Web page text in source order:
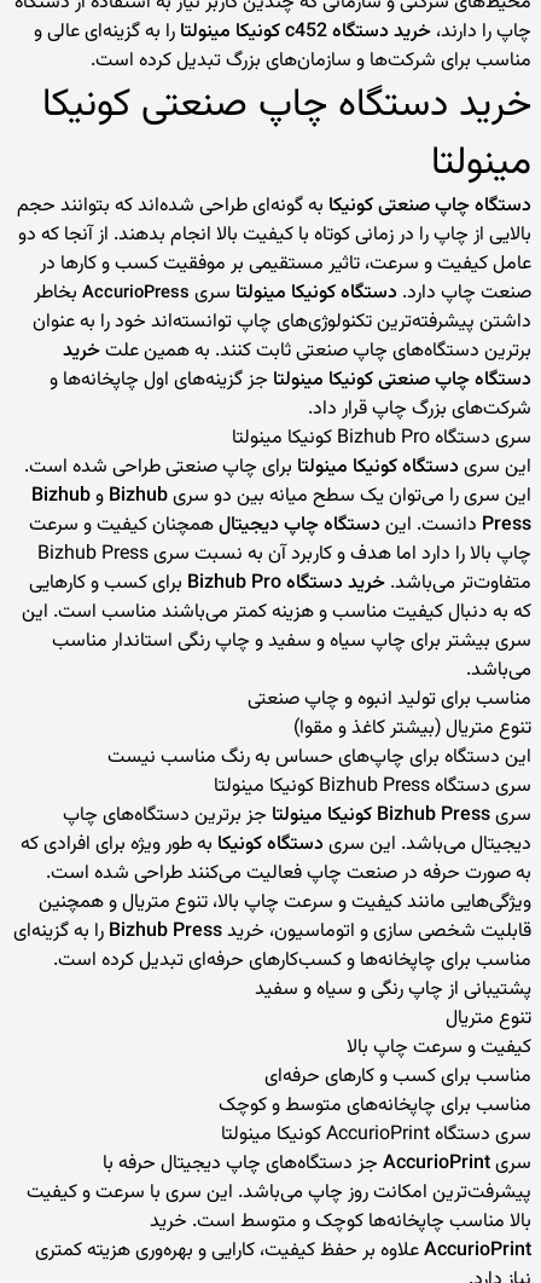
چاپ را دارند، خرید دستگاهc452کونیکا مینولتا را به گزینه‌ای عالی و
مناسب برای شرکت‌ها و سازمان‌های بزرگ تبدیل کرده است.
خرید دستگاه چاپ صنعتی کونیکا
مینولتا
دستگاه‌ چاپ صنعتی کونیکا به گونه‌ای طراحی شده‌اند که بتوانند حجم
بالایی از چاپ را در زمانی کوتاه با کیفیت بالا انجام بدهند. از آنجا که دو
عامل کیفیت و سرعت، تاثیر مستقیمی بر موفقیت کسب و کارها در
صنعت چاپ دارد. دستگاه‌ کونیکا مینولتا سری AccurioPress بخاطر
داشتن پیشرفته‌ترین تکنولوژی‌های چاپ توانسته‌اند خود را به عنوان
برترین دستگاه‌های چاپ صنعتی ثابت کنند. به همین علتخرید
دستگاه چاپ صنعتی کونیکا مینولتا جز گزینه‌های اول چاپخانه‌ها و
شرکت‌های بزرگ چاپ قرار داد.
سری دستگاه Bizhub Pro
کونیکا مینولتا
این سری دستگاه کونیکا مینولتا برای چاپ صنعتی طراحی شده است.
این سری را می‌توان یک سطح میانه بین دو سریBizhub وBizhub
Press دانست. این دستگاه چاپ دیجیتالهمچنان کیفیت و سرعت
چاپ بالا را دارد اما هدف و کاربرد آن به نسبت سری Bizhub Press
متفاوت‌تر می‌باشد. خرید دستگاه Bizhub Pro
برای کسب و کارهایی
که به دنبال کیفیت مناسب و هزینه کمتر می‌باشند مناسب است. این
سری بیشتر برای چاپ سیاه و سفید و چاپ رنگی استاندار مناسب
می‌باشد.
مناسب برای تولید انبوه و چاپ صنعتی
تنوع متریال (بیشتر کاغذ و مقوا)
این دستگاه برای چاپ‌های حساس به رنگ مناسب نیست
سری دستگاه Bizhub Press
کونیکا مینولتا
سریBizhub Press کونیکا مینولتا
جز برترین دستگاه‌های چاپ
دیجیتال می‌باشد. این سری دستگاه کونیکا به طور ویژه برای افرادی که
به صورت حرفه در صنعت چاپ فعالیت می‌کنند طراحی شده است.
ویژگی‌هایی مانند کیفیت و سرعت چاپ بالا، تنوع متریال و همچنین
قابلیت شخصی سازی و اتوماسیون، خریدBizhub Press را به گزینه‌ای
مناسب برای چاپخانه‌ها و کسب‌کارهای حرفه‌ای تبدیل کرده است.
پشتیبانی از چاپ رنگی و سیاه و سفید
تنوع متریال
کیفیت و سرعت چاپ بالا
مناسب برای کسب و کارهای حرفه‌ای
مناسب برای چاپخانه‌های متوسط و کوچک
سری دستگاه AccurioPrint
کونیکا مینولتا
سریAccurioPrint جز دستگاه‌های چاپ دیجیتال حرفه با
پیشرفت‌ترین امکانت روز چاپ می‌باشد. این سری با سرعت و کیفیت
بالا مناسب چاپخانه‌ها کوچک و متوسط است. خرید
AccurioPrintعلاوه بر حفظ کیفیت، کارایی و بهره‌وری هزیته کمتری